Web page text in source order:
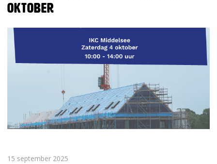
oktober
15 september 2025